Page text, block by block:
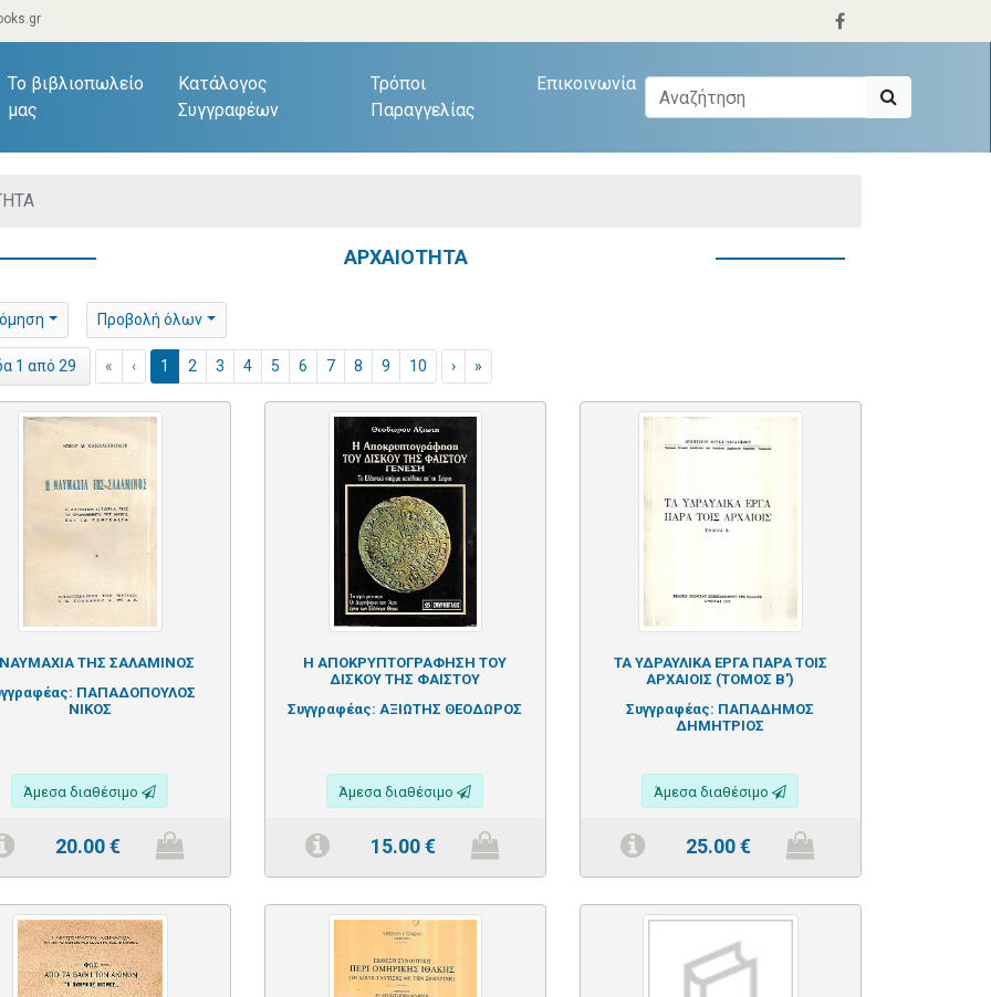
Το βιβλιοπωλείο
μας
Κατάλογος
Συγγραφέων
Τρόποι
Παραγγελίας
Επικοινωνία
ΑΡΧΑΙΟΤΗΤΑ
Προβολή όλων
1 από 29 « ‹ 1 2 3 4 5 6 7 8 9 10 › »
ΤΗΣ ΣΑΛΑΜΙΝΟΣ
ΠΑΠΑΔΟΠΟΥΛΟΣ
ΝΙΚΟΣ
Άμεσα διαθέσιμο
20.00€
Η ΑΠΟΚΡΥΠΤΟΓΡΑΦΗΣΗ ΤΟΥ
ΔΙΣΚΟΥ ΤΗΣ ΦΑΙΣΤΟΥ
Συγγραφέας: ΑΞΙΩΤΗΣ ΘΕΟΔΩΡΟΣ
Άμεσα διαθέσιμο
15.00€
ΤΑ ΥΔΡΑΥΛΙΚΑ ΕΡΓΑ ΠΑΡΑ ΤΟΙΣ
ΑΡΧΑΙΟΙΣ (ΤΟΜΟΣ Β')
Συγγραφέας: ΠΑΠΑΔΗΜΟΣ
ΔΗΜΗΤΡΙΟΣ
Άμεσα διαθέσιμο
25.00€